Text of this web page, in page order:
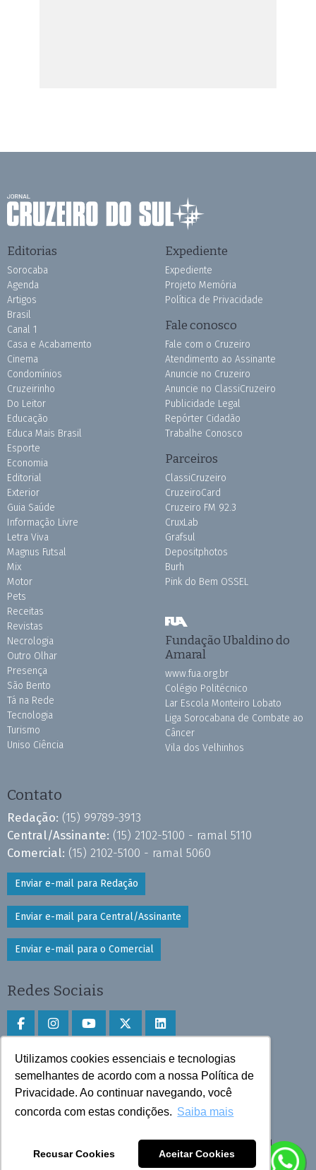
Utilizamos cookies essenciais e tecnologias
semelhantes de acordo com a nossa Política de
Privacidade. Ao continuar navegando, você
concorda com estas condições. Saiba mais
Recusar Cookies Aceitar Cookies
Editorias
Sorocaba
Agenda
Artigos
Brasil
Canal 1
Casa e Acabamento
Cinema
Condomínios
Cruzeirinho
Do Leitor
Educação
Educa Mais Brasil
Esporte
Economia
Editorial
Exterior
Guia Saúde
Informação Livre
Letra Viva
Magnus Futsal
Mix
Motor
Pets
Receitas
Revistas
Necrologia
Outro Olhar
Presença
São Bento
Tá na Rede
Tecnologia
Turismo
Uniso Ciência
Expediente
Expediente
Projeto Memória
Política de Privacidade
Fale conosco
Fale com o Cruzeiro
Atendimento ao Assinante
Anuncie no Cruzeiro
Anuncie no ClassiCruzeiro
Publicidade Legal
Repórter Cidadão
Trabalhe Conosco
Parceiros
ClassiCruzeiro
CruzeiroCard
Cruzeiro FM 92.3
CruxLab
Grafsul
Depositphotos
Burh
Pink do Bem OSSEL
Fundação Ubaldino do
Amaral
www.fua.org.br
Colégio Politécnico
Lar Escola Monteiro Lobato
Liga Sorocabana de Combate ao
Câncer
Vila dos Velhinhos
Contato
Redação: (15) 99789-3913
Central/Assinante: (15) 2102-5100 - ramal 5110
Comercial: (15) 2102-5100 - ramal 5060
Enviar e-mail para Redação
Enviar e-mail para Central/Assinante
Enviar e-mail para o Comercial
Redes Sociais
Faça download do aplicativo
Play Store e App Store
Todos os direitos reservados © 2025 Cruzeiro do Sul